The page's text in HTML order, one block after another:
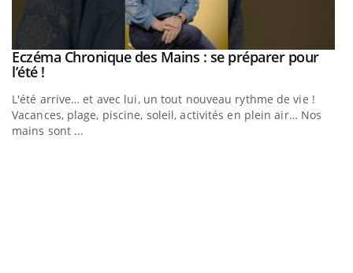
Youtube
Eczéma Chronique des Mains : se préparer pour
l’été !Youtube
L'été arrive… et avec lui, un tout nouveau rythme de vie !
Vacances, plage, piscine, soleil, activités en plein air… Nos
mains sont ...